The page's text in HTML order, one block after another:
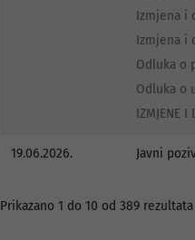
Izmjena i
Izmjena i
Odluka o
Odluka o
IZMJENE I
19.06.2026. Javni
Prikazano 1 do 10 od 389 rezultata